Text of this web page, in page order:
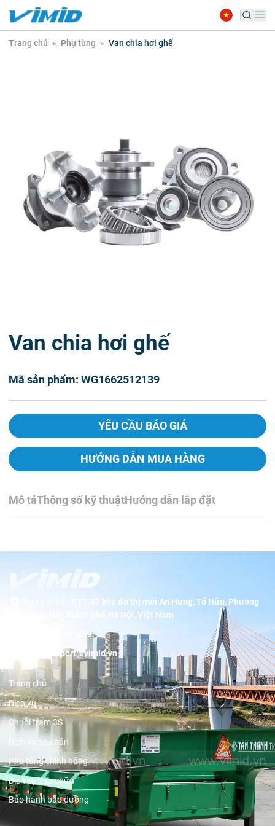
Trang chủ » Phụ tùng » Van chia hơi ghế
Van chia hơi ghế
Mã sản phẩm: WG1662512139
YÊU CẦU BÁO GIÁ
HƯỚNG DẪN MUA HÀNG
Mô tảThông số kỹ thuậtHướng dẫn lắp đặt
BT1-07 khu đô thị mới An Hưng, Tố Hữu, Phường
Dương Nội, thành phố Hà Nội, Việt Nam
19001089
support@vimid.vn
Trang chủ
Dịch vụ
Chuỗi trạm 3S
Dịch vụ sau bán
Phụ tùng chính hãng
Dịch vụ sửa chữa
Bảo hành bảo dưỡng